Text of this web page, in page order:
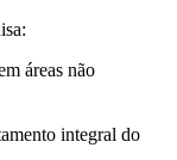
áreas não
integral do